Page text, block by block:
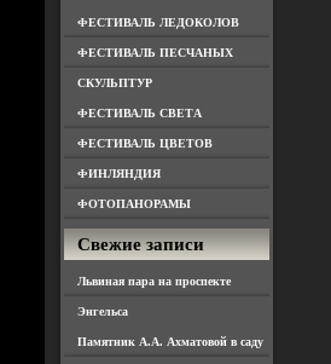
ФЕСТИВАЛЬ ЛЕДОКОЛОВ
ФЕСТИВАЛЬ ПЕСЧАНЫХ
СКУЛЬПТУР
ФЕСТИВАЛЬ СВЕТА
ФЕСТИВАЛЬ ЦВЕТОВ
ФИНЛЯНДИЯ
ФОТОПАНОРАМЫ
Свежие записи
Львиная пара на проспекте
Энгельса
Памятник А.А. Ахматовой в саду